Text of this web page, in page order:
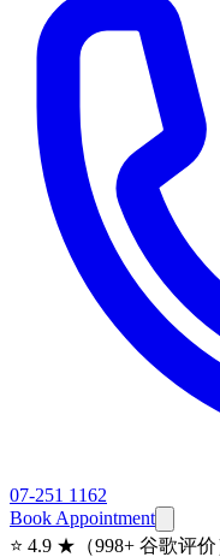
07-251 1162
Book Appointment
⭐ 4.9 ★（998+ 谷歌评价